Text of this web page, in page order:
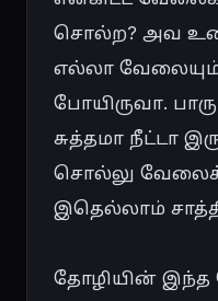
சொல்ற? அவ
எல்லா வேலையும்
போயிருவா.
சுத்தமா நீட்டா
சொல்லு
இதெல்லாம்
தோழியின் இந்த